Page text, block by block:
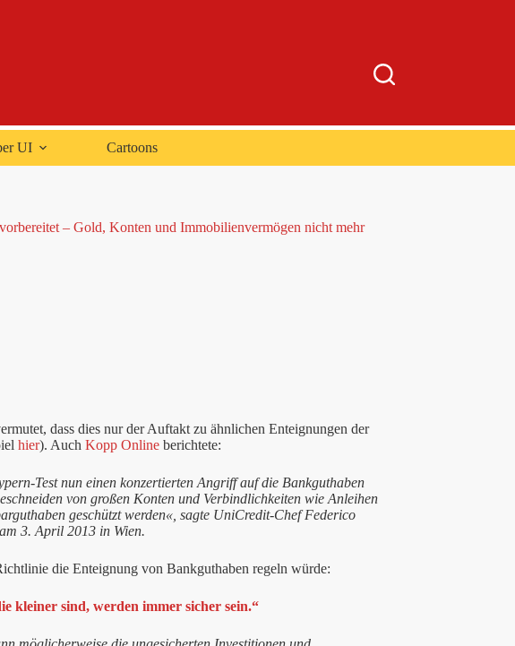
UI Cartoons
– Gold, Konten und Immobilienvermögen nicht mehr
dass dies nur der Auftakt zu ähnlichen Enteignungen der
hier). Auch Kopp Onlineberichtete:
Test nun einen konzertierten Angriff auf die Bankguthaben
von großen Konten und Verbindlichkeiten wie Anleihen
geschützt werden«, sagte UniCredit-Chef Federico
3. April 2013 in Wien.
die Enteignung von Bankguthaben regeln würde:
kleiner sind, werden immer sicher sein.“